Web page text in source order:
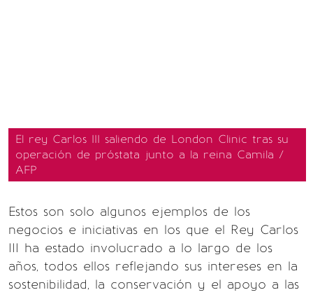
El rey Carlos III saliendo de London Clinic tras su
operación de próstata junto a la reina Camila /
AFP
Estos son solo algunos ejemplos de los
negocios e iniciativas en los que el Rey Carlos
III ha estado involucrado a lo largo de los
años, todos ellos reflejando sus intereses en la
sostenibilidad, la conservación y el apoyo a las